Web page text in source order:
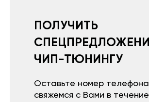
ПОЛУЧИТЬ
ЧИП-ТЮНИНГУ
Оставьте номер
свяжемся с Вами в течение